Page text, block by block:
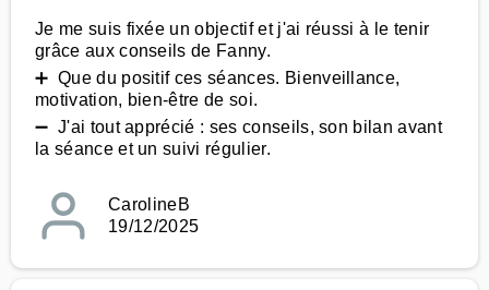
Je me suis fixée un objectif et j'ai réussi à le tenir
grâce aux conseils de Fanny.
➕ Que du positif ces séances. Bienveillance,
motivation, bien-être de soi.
➖ J'ai tout apprécié : ses conseils, son bilan avant
la séance et un suivi régulier.
CarolineB
19/12/2025